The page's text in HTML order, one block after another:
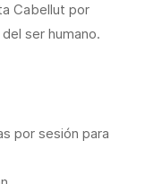
Cabellut por
ser humano.
por sesión para